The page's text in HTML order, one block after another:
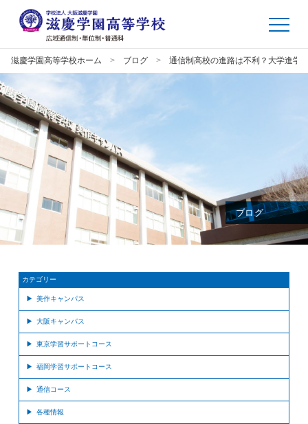
滋慶学園高等学校ホーム ブログ 通信制高校の進路は不利？大学進学
ブログ
カテゴリー
美作キャンパス
大阪キャンパス
東京学習サポートコース
福岡学習サポートコース
通信コース
各種情報